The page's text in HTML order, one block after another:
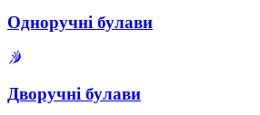
Одноручні булави
Дворучні булави